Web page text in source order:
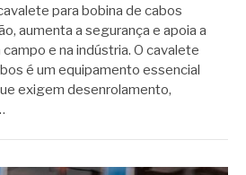
para bobina de cabos
aumenta a segurança e apoia a
e na indústria. O cavalete
é um equipamento essencial
exigem desenrolamento,